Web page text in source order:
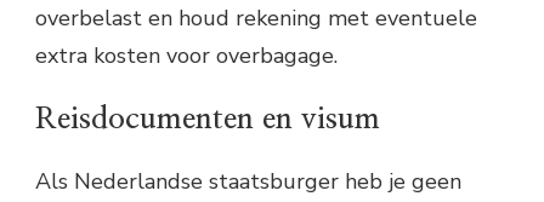
overbelast en houd rekening met eventuele
extra kosten voor overbagage.
Reisdocumenten en visum
Als Nederlandse staatsburger heb je geen